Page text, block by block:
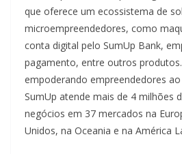
que oferece um ecossistema de
microempreendedores, como
conta digital pelo SumUp Bank,
pagamento, entre outros
empoderando empreendedores
SumUp atende mais de 4 milhões
negócios em 37 mercados na
Unidos, na Oceania e na América